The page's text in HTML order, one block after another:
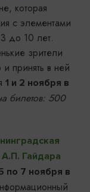
которая
с элементами
3 до 10 лет.
зрители
и принять в ней
1 и 2 ноября в
билетов: 500
Гайдара
по 7 ноября в